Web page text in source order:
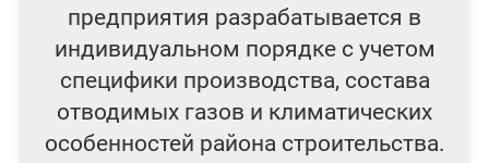
предприятия разрабатывается в
индивидуальном порядке с учетом
специфики производства, состава
отводимых газов и климатических
особенностей района строительства.